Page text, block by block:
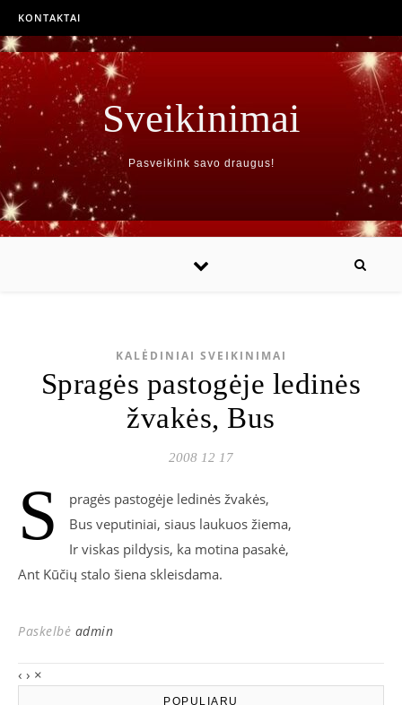
KONTAKTAI
Sveikinimai
Pasveikink savo draugus!
KALĖDINIAI SVEIKINIMAI
Spragės pastogėje ledinės
žvakės, Bus
2008 12 17
S
pragės pastogėje ledinės žvakės,
Bus veputiniai, siaus laukuos žiema,
Ir viskas pildysis, ka motina pasakė,
Ant Kūčių stalo šiena skleisdama.
Paskelbė admin
‹ › ×
POPULIARU